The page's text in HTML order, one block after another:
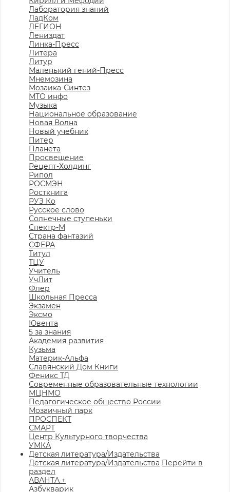
Лаборатория знаний
ЛадКом
ЛЕГИОН
Лениздат
Линка-Пресс
Литера
Литур
Маленький гений-Пресс
Мнемозина
Мозаика-Синтез
МТО инфо
Музыка
Национальное образование
Новая Волна
Новый учебник
Питер
Планета
Просвещение
Рецепт-Холдинг
Рипол
РОСМЭН
Росткнига
РУЗ Ко
Русское слово
Солнечные ступеньки
Спектр-М
Страна фантазий
СФЕРА
Титул
ТЦУ
Учитель
УчЛит
Флер
Школьная Пресса
Экзамен
Эксмо
Ювента
5 за знания
Академия развития
Кузьма
Материк-Альфа
Славянский Дом Книги
Феникс ТД
Современные образовательные технологии
МЦНМО
Педагогическое общество России
Мозаичный парк
ПРОСПЕКТ
СМАРТ
Центр Культурного творчества
УМКА
Детская литература/Издательства
Детская литература/Издательства Перейти в
раздел
АВАНТА +
Азбукварик